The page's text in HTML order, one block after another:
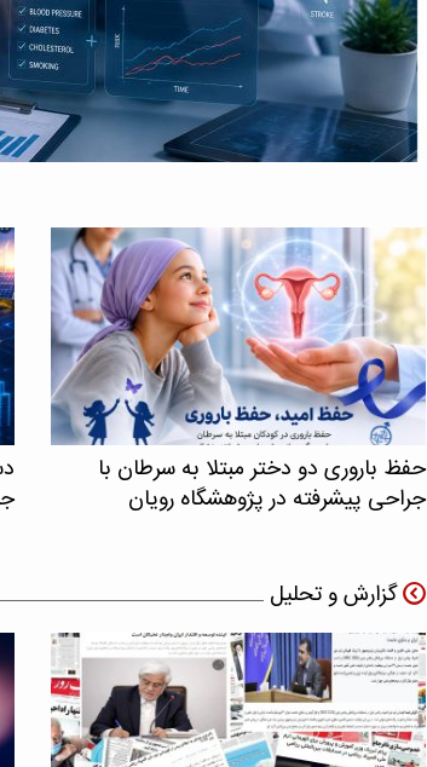
حفظ باروری دو دختر مبتلا به سرطان با
جراحی پیشرفته در پژوهشگاه رویان
گزارش و تحلیل